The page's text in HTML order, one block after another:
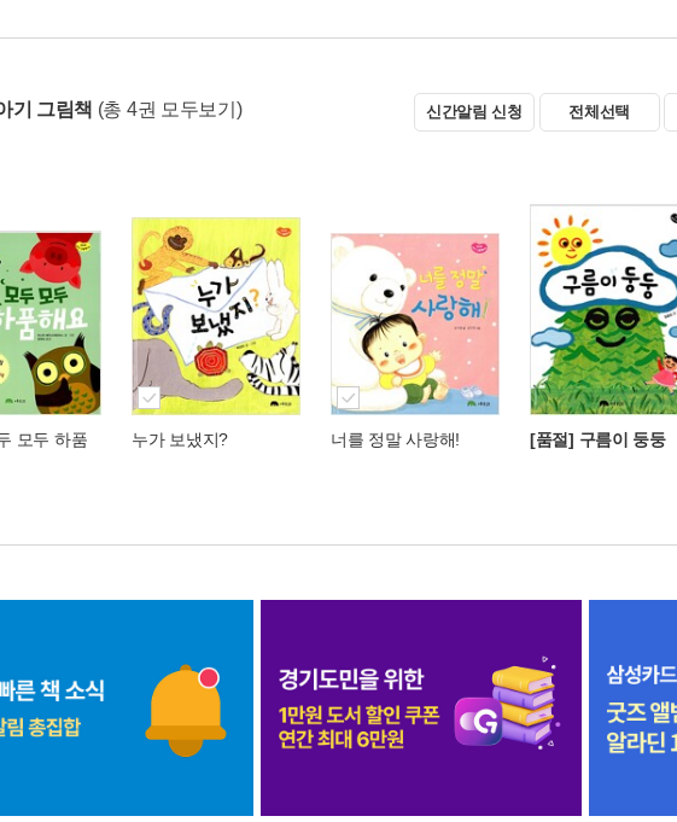
기 그림책 (총 4권 모두보기) 신간알림 신청 전체선택
모두 하품 누가 보냈지? 너를 정말 사랑해! [품절] 구름이 둥둥